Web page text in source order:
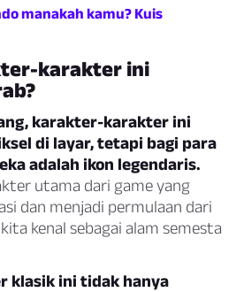
manakah kamu? Kuis
karakter ini
karakter-karakter ini
di layar, tetapi bagi para
adalah ikon legendaris.
utama dari game yang
dan menjadi permulaan dari
kenal sebagai alam semesta
klasik ini tidak hanya